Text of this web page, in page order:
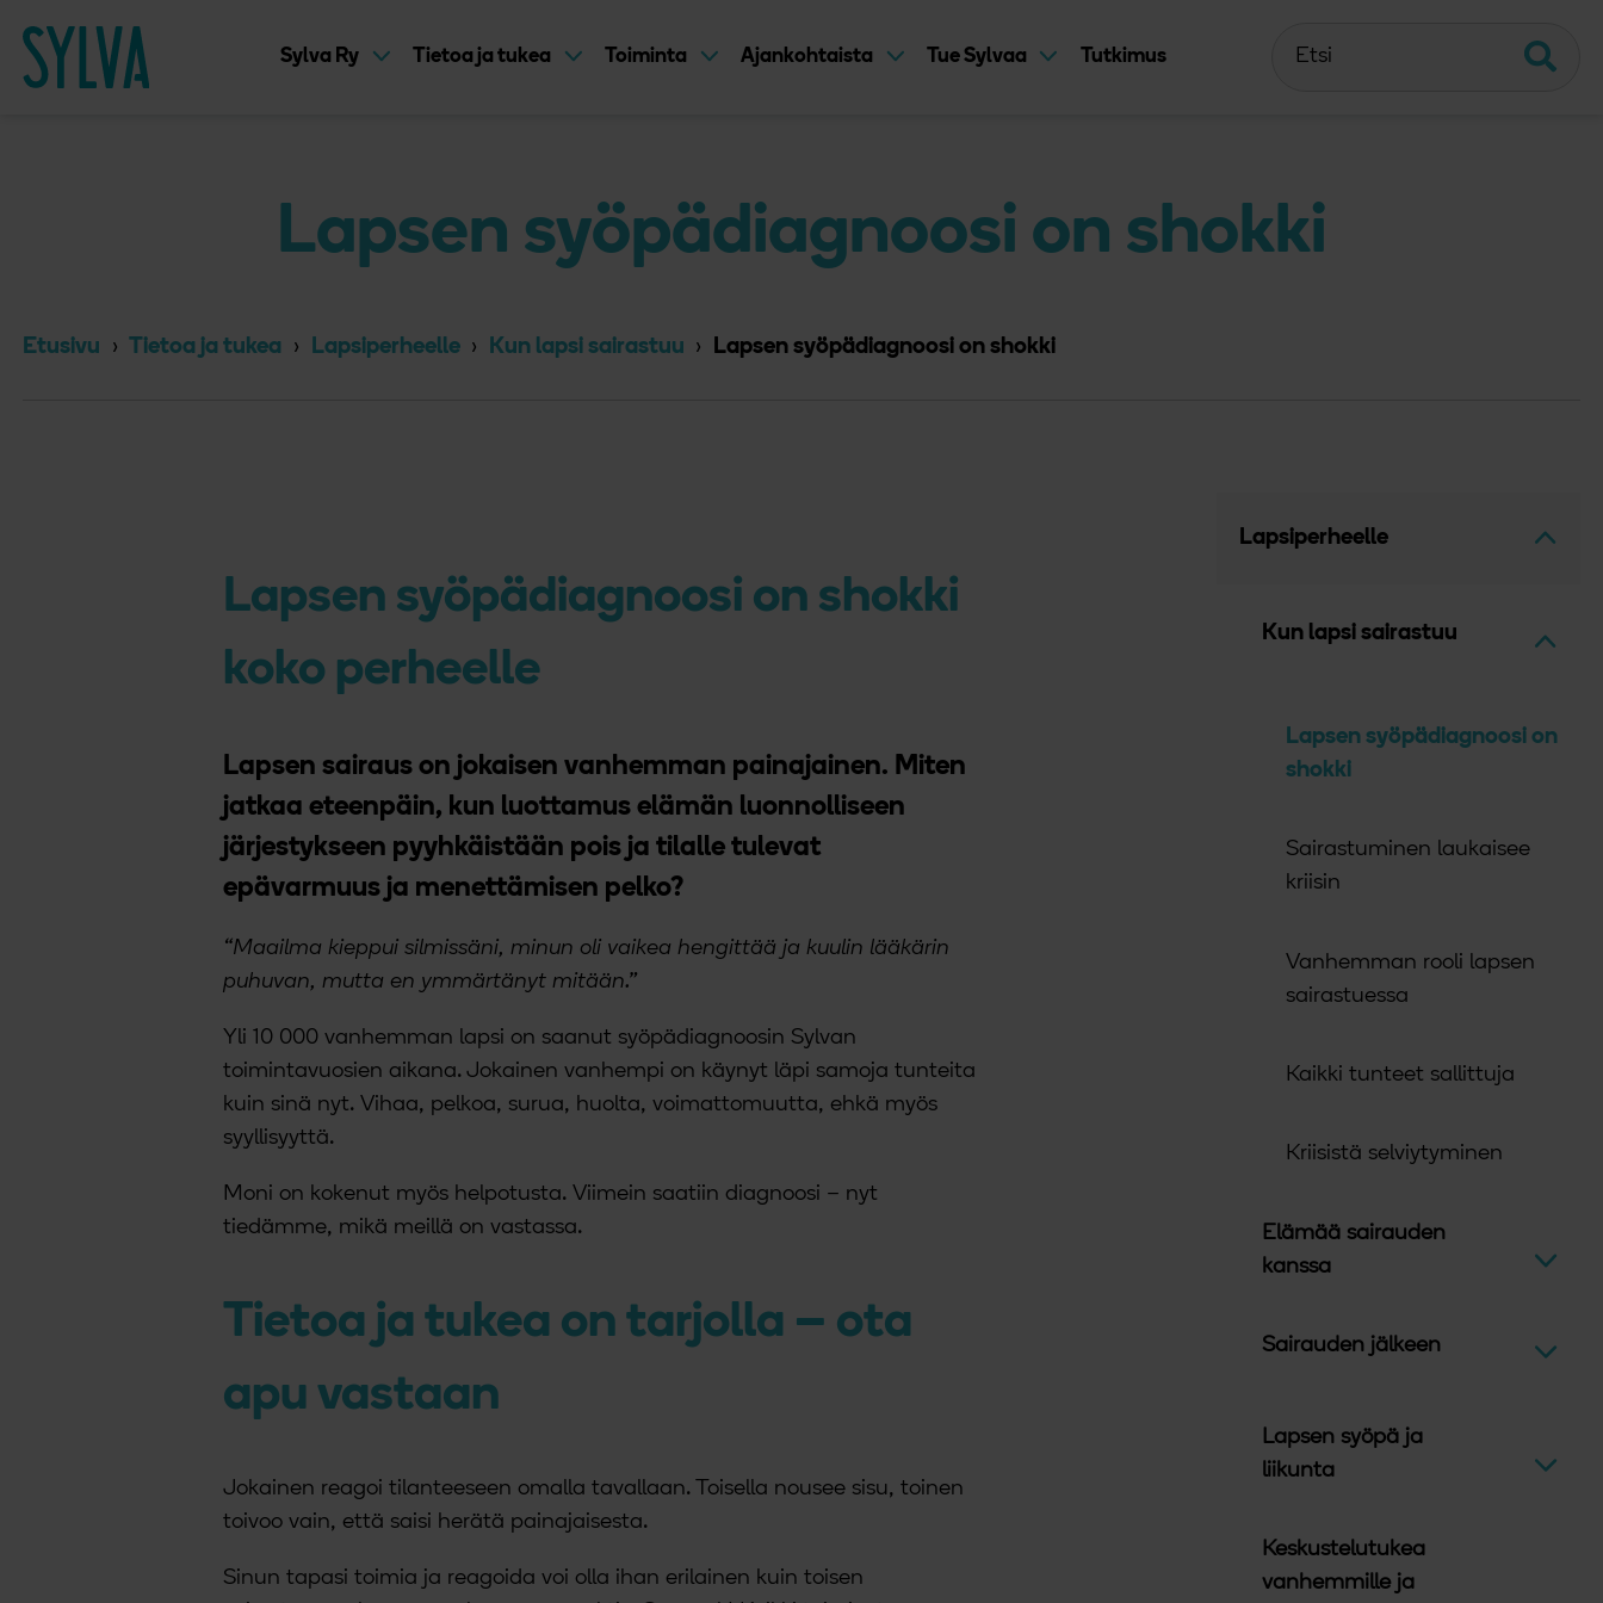
Sylva Ry Tietoa ja tukea Toiminta Ajankohtaista Tue Sylvaa Tutkimus Etsi
Lapsen syöpädiagnoosi on shokki
Etusivu Tietoa ja tukea Lapsiperheelle Kun lapsi sairastuu Lapsen syöpädiagnoosi on shokki
Lapsen syöpädiagnoosi on shokki
koko perheelle
Lapsen sairaus on jokaisen vanhemman painajainen. Miten
jatkaa eteenpäin, kun luottamus elämän luonnolliseen
järjestykseen pyyhkäistään pois ja tilalle tulevat
epävarmuus ja menettämisen pelko?
“Maailma kieppui silmissäni, minun oli vaikea hengittää ja kuulin lääkärin
puhuvan, mutta en ymmärtänyt mitään.”
Yli 10 000 vanhemman lapsi on saanut syöpädiagnoosin Sylvan
toimintavuosien aikana. Jokainen vanhempi on käynyt läpi samoja tunteita
kuin sinä nyt. Vihaa, pelkoa, surua, huolta, voimattomuutta, ehkä myös
syyllisyyttä.
Moni on kokenut myös helpotusta. Viimein saatiin diagnoosi – nyt
tiedämme, mikä meillä on vastassa.
Tietoa ja tukea on tarjolla – ota
apu vastaan
Jokainen reagoi tilanteeseen omalla tavallaan. Toisella nousee sisu, toinen
toivoo vain, että saisi herätä painajaisesta.
Sinun tapasi toimia ja reagoida voi olla ihan erilainen kuin toisen
Lapsiperheelle Avaa
Kun lapsi sairastuu Avaa
Lapsen syöpädiagnoosi on
shokki
Sairastuminen laukaisee
kriisin
Vanhemman rooli lapsen
sairastuessa
Kaikki tunteet sallittuja
Kriisistä selviytyminen
Elämää sairauden
kanssa
Avaa
Sairauden jälkeen Avaa
Lapsen syöpä ja
liikunta
Avaa
Keskustelutukea
vanhemmille ja